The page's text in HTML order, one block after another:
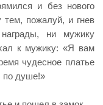
и без нового
пожалуй, и гнев
ни мужику
к мужику: «Я вам
чудесное платье
по душе!»